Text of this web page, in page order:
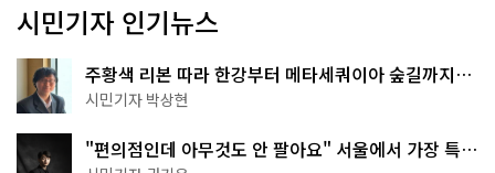
시민기자 인기뉴스
주황색 리본 따라 한강부터 메타세쿼이아 숲길까지…
서울둘레길 15코스
시민기자 박상현
"편의점인데 아무것도 안 팔아요" 서울에서 가장 특별